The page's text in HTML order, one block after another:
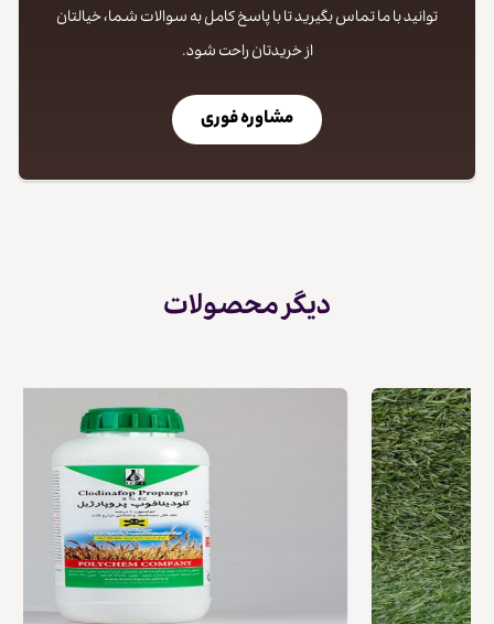
توانید با ما تماس بگیرید تا با پاسخ کامل به سوالات شما، خیالتان
از خریدتان راحت شود.
مشاوره فوری
دیگر محصولات